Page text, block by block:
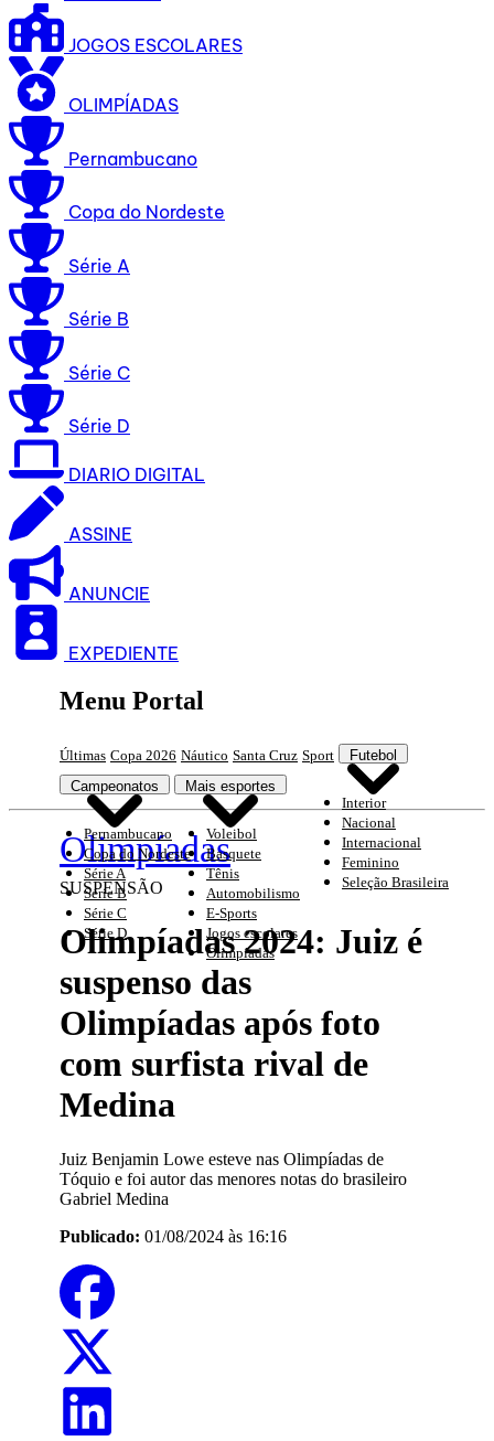
JOGOS ESCOLARES
OLIMPÍADAS
Pernambucano
Copa do Nordeste
Série A
Série B
Série C
Série D
DIARIO DIGITAL
ASSINE
ANUNCIE
EXPEDIENTE
Menu Portal
Últimas Copa 2026 Náutico Santa Cruz Sport Futebol
Interior
Nacional
Internacional
Feminino
Seleção Brasileira
Campeonatos
Pernambucano
Copa do Nordeste
Série A
Série B
Série C
Série D
Mais esportes
Voleibol
Basquete
Tênis
Automobilismo
E-Sports
Jogos escolares
Olimpíadas
Olimpíadas
SUSPENSÃO
Olimpíadas 2024: Juiz é
suspenso das
Olimpíadas após foto
com surfista rival de
Medina
Juiz Benjamin Lowe esteve nas Olimpíadas de
Tóquio e foi autor das menores notas do brasileiro
Gabriel Medina
Publicado: 01/08/2024 às 16:16